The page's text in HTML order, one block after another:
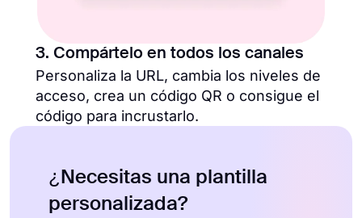
3. Compártelo en todos los canales
Personaliza la URL, cambia los niveles de
acceso, crea un código QR o consigue el
código para incrustarlo.
¿Necesitas una plantilla
personalizada?